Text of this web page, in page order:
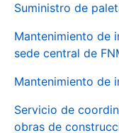
Suministro de
Mantenimiento de
sede central de
Mantenimiento de
Servicio de
obras de